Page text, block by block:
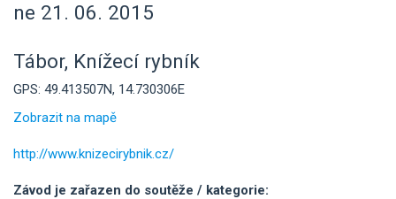
ne 21. 06. 2015
Tábor, Knížecí rybník
GPS: 49.413507N, 14.730306E
Zobrazit na mapě
http://www.knizecirybnik.cz/
Závod je zařazen do soutěže / kategorie: